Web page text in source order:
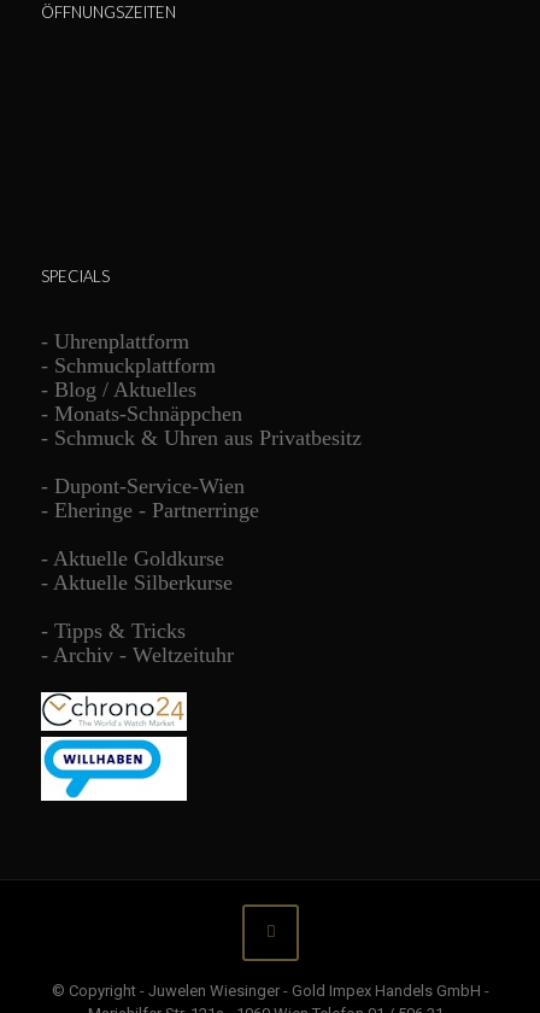
ÖFFNUNGSZEITEN
SPECIALS
- Uhrenplattform
- Schmuckplattform
- Blog / Aktuelles
- Monats-Schnäppchen
- Schmuck & Uhren aus Privatbesitz
- Dupont-Service-Wien
- Eheringe - Partnerringe
- Aktuelle Goldkurse
- Aktuelle Silberkurse
- Tipps & Tricks
- Archiv - Weltzeituhr
© Copyright - Juwelen Wiesinger - Gold Impex Handels GmbH -